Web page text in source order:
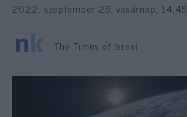
2022. szeptember 25. vasárnap, 14:45
The Times of Israel